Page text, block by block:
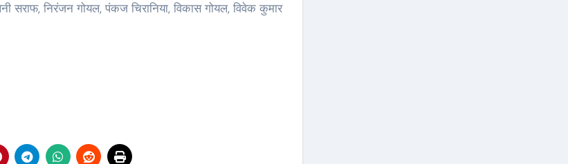
सराफ, निरंजन गोयल, पंकज चिरानिया, विकास गोयल, विवेक कुमार